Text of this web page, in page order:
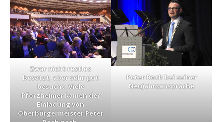
Zwar nicht restlos
besetzt, aber sehr gut
besucht. Viele
Pforzheimer kamen der
Einladung von
Oberbürgermeister Peter
Peter Boch bei seiner
Neujahrsansprache